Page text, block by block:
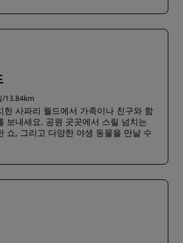
/13.84km
한 사파리 월드에서 가족이나 친구와 함
보내세요. 공원 곳곳에서 스릴 넘치는
쇼, 그리고 다양한 야생 동물을 만날 수